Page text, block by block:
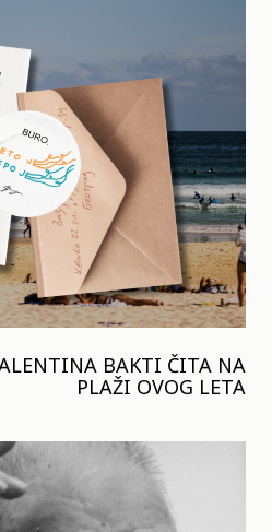
BAKTI ČITA NA
PLAŽI OVOG LETA